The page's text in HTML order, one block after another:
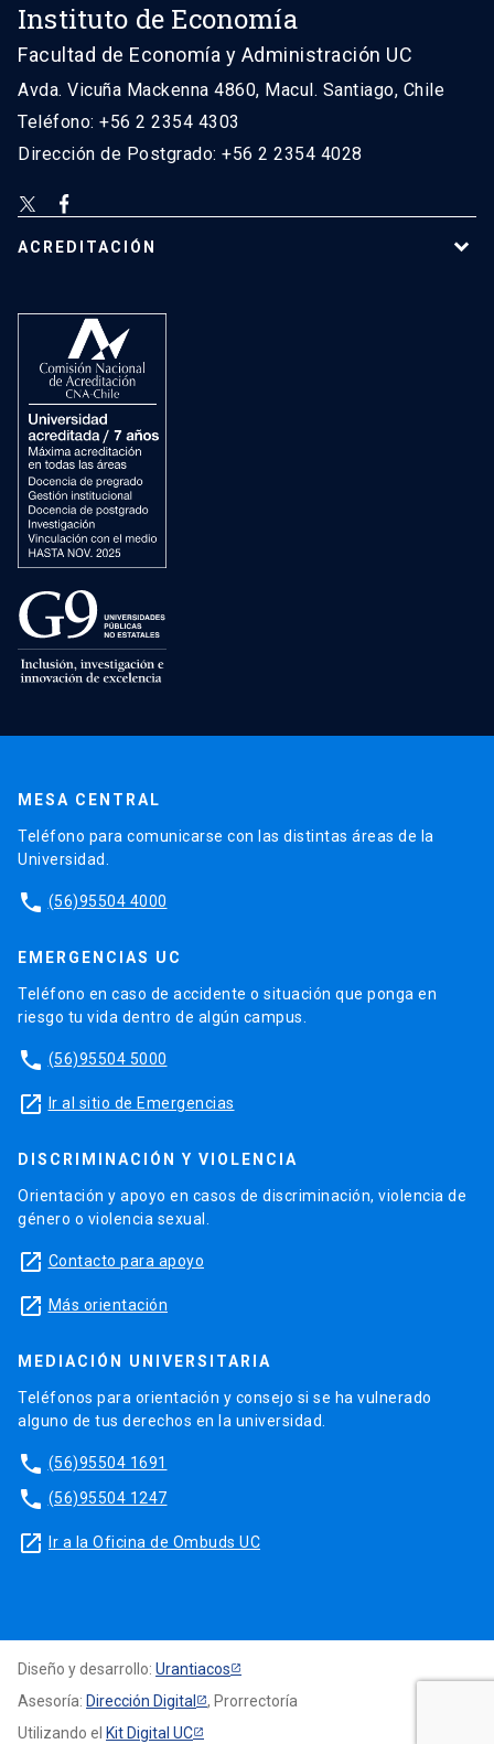
Instituto de Economía
Facultad de Economía y Administración UC
Avda. Vicuña Mackenna 4860, Macul. Santiago, Chile
Teléfono: +56 2 2354 4303
Dirección de Postgrado: +56 2 2354 4028
ACREDITACIÓN
MESA CENTRAL
Teléfono para comunicarse con las distintas áreas de la
Universidad.
phone (56)95504 4000
EMERGENCIAS UC
Teléfono en caso de accidente o situación que ponga en
riesgo tu vida dentro de algún campus.
phone (56)95504 5000
launch Ir al sitio de Emergencias
DISCRIMINACIÓN Y VIOLENCIA
Orientación y apoyo en casos de discriminación, violencia de
género o violencia sexual.
launch Contacto para apoyo
launch Más orientación
MEDIACIÓN UNIVERSITARIA
Teléfonos para orientación y consejo si se ha vulnerado
alguno de tus derechos en la universidad.
phone (56)95504 1691
phone (56)95504 1247
launch Ir a la Oficina de Ombuds UC
Diseño y desarrollo: Urantiacos
Asesoría: Dirección Digital
, Prorrectoría
Utilizando el Kit Digital UC